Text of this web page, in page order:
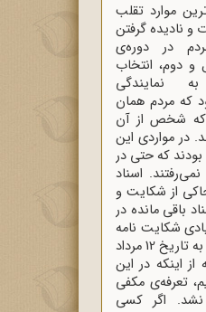
موارد تقلب
و نادیده گرفتن
در دوره‌ی
و دوم، انتخاب
نمایندگی
که مردم همان
که شخص از آن
در مواردی این
که حتی در
اسناد
از شکایت و
باقی مانده در
شکایت نامه
را در این مورد نشان می‌دهد. در سندی به تاریخ 12 مرداد
از اینکه در این
تعرفه‌ی مکفی
اگر کسی